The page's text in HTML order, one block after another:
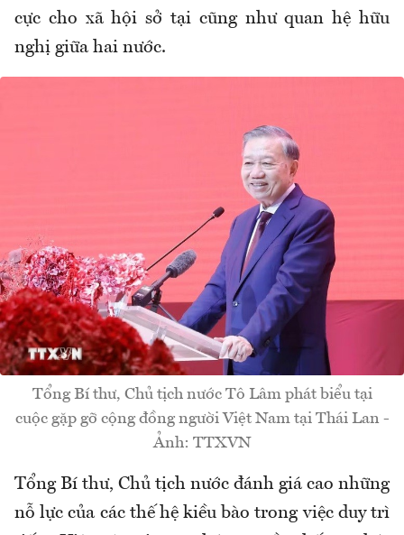
cực cho xã hội sở tại cũng như quan hệ hữu
nghị giữa hai nước.
Tổng Bí thư, Chủ tịch nước Tô Lâm phát biểu tại
cuộc gặp gỡ cộng đồng người Việt Nam tại Thái Lan -
Ảnh: TTXVN
Tổng Bí thư, Chủ tịch nước đánh giá cao những
nỗ lực của các thế hệ kiều bào trong việc duy trì